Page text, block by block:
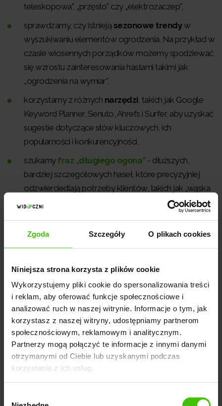
Zgoda Szczegóły O plikach cookies
Niniejsza strona korzysta z plików cookie
Wykorzystujemy pliki cookie do spersonalizowania treści
i reklam, aby oferować funkcje społecznościowe i
analizować ruch w naszej witrynie. Informacje o tym, jak
korzystasz z naszej witryny, udostępniamy partnerom
społecznościowym, reklamowym i analitycznym.
Partnerzy mogą połączyć te informacje z innymi danymi
otrzymanymi od Ciebie lub uzyskanymi podczas
korzystania z ich usług.
teleskopowa", „przęsło" czy „elektrozaczep",
sprawdzamy, czy istnieją sezonowe trendyw
wyszukiwaniu elementów ogrodzenia. Na przykład w
czasie wiosennych porządków możemy spodziewać
się wzrostu zainteresowania hasłami takimi jak
„ogrodzenia na wymiar”,
korzystamy z różnych narzędzi , takich jak Google
Keyword Planner, Senuto, Ahrefs i Surfer, aby uzyskać
sugestie dotyczące słów kluczowych, ich
popularności i konkurencyjności,
szukamy fraz „długiego ogona” - dłuższych,
bardziej szczegółowych haseł, które precyzyjniej
odzwierciedlają potrzeby klientów, takich jak „wąska
brama automatyczna”. Mogą one być mniej
konkurencyjne, ale lepiej dopasowane do określonej
grupy docelowej,
dobieramysłowa kluczowe, które są rzadziej
miesięczną liczbą wyszukiwań. Warto unikać słów
kluczowych, które są popularne, ale trudniej z ich
pomocą wybić się w wynikach wyszukiwania,
jeśli Twój sklep jest związany z konkretnym
obszarem, uwzględniamy także frazy lokalne, takie
jak „bramy Radom" lub "sklep z ogrodzeniami
Lubuskie",
zwracamy uwagę nakanibalizację fraz— unikamy
konkurencji między słowami kluczowymi, aby różne